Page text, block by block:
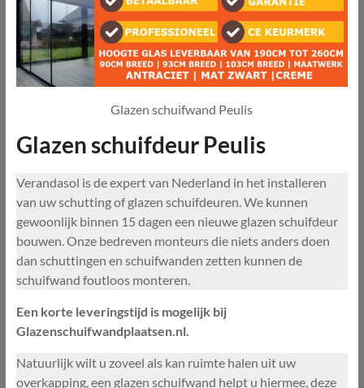
Glazen schuifwand Peulis
Glazen schuifdeur Peulis
Verandasol is de expert van Nederland in het installeren
van uw schutting of glazen schuifdeuren. We kunnen
gewoonlijk binnen 15 dagen een nieuwe glazen schuifdeur
bouwen. Onze bedreven monteurs die niets anders doen
dan schuttingen en schuifwanden zetten kunnen de
schuifwand foutloos monteren.
Een korte leveringstijd is mogelijk bij
Glazenschuifwandplaatsen.nl.
Natuurlijk wilt u zoveel als kan ruimte halen uit uw
overkapping, een glazen schuifwand helpt u hiermee, deze